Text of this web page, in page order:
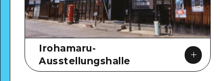
Irohamaru-
Ausstellungshalle